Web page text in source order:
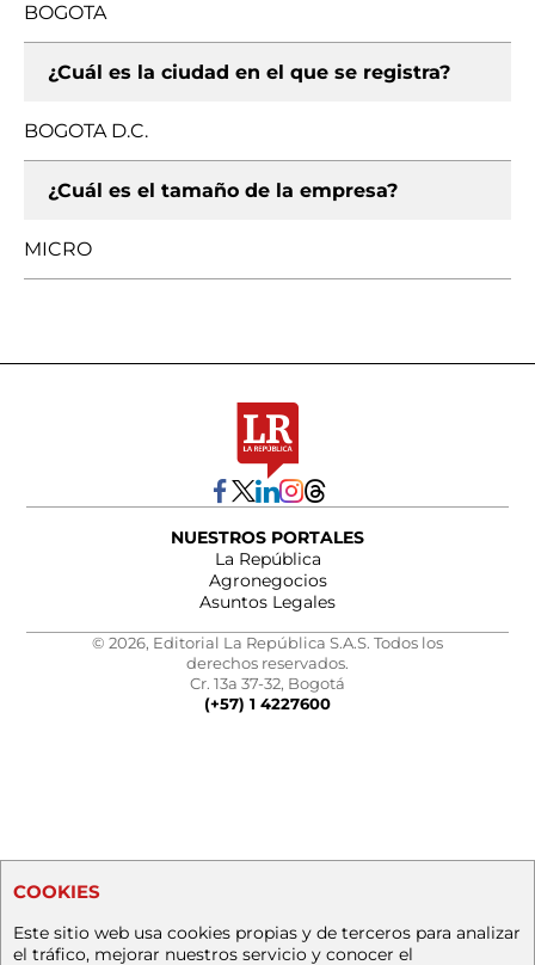
BOGOTA
¿Cuál es la ciudad en el que se registra?
BOGOTA D.C.
¿Cuál es el tamaño de la empresa?
MICRO
NUESTROS PORTALES
La República
Agronegocios
Asuntos Legales
© 2026, Editorial La República S.A.S. Todos los
derechos reservados.
Cr. 13a 37-32, Bogotá
(+57) 1 4227600
COOKIES
Este sitio web usa cookies propias y de terceros para analizar
el tráfico, mejorar nuestros servicio y conocer el